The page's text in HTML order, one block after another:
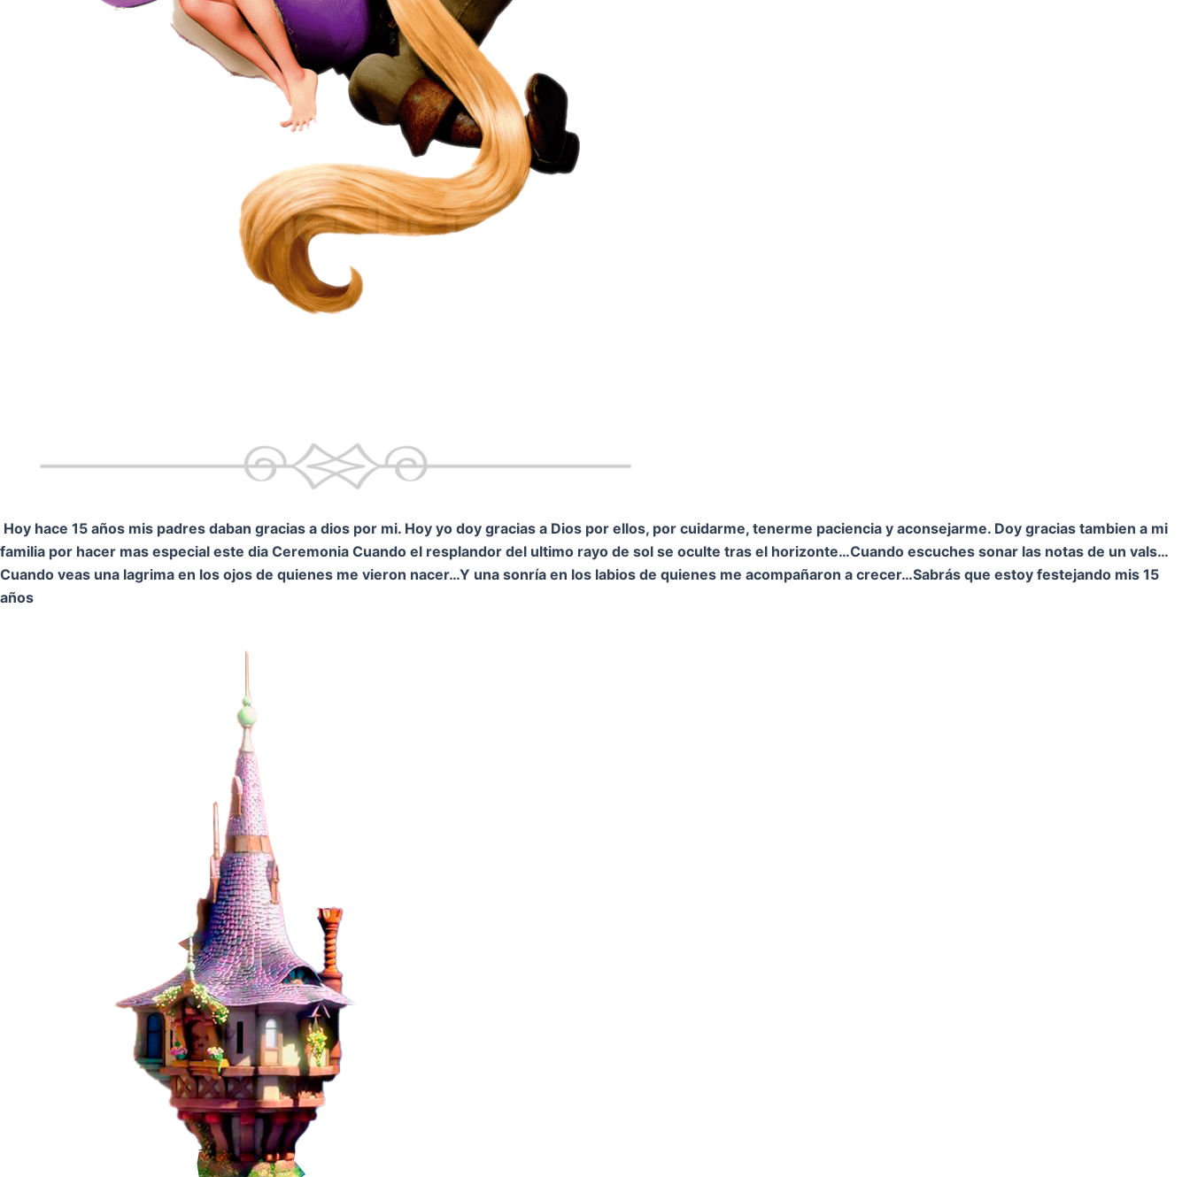
Hoy hace 15 años mis padres daban gracias a dios por mi. Hoy yo doy gracias a Dios por ellos, por cuidarme, tenerme paciencia y aconsejarme. Doy gracias tambien a mi
familia por hacer mas especial este dia Ceremonia Cuando el resplandor del ultimo rayo de sol se oculte tras el horizonte…Cuando escuches sonar las notas de un vals…
Cuando veas una lagrima en los ojos de quienes me vieron nacer…Y una sonría en los labios de quienes me acompañaron a crecer…Sabrás que estoy festejando mis 15
años